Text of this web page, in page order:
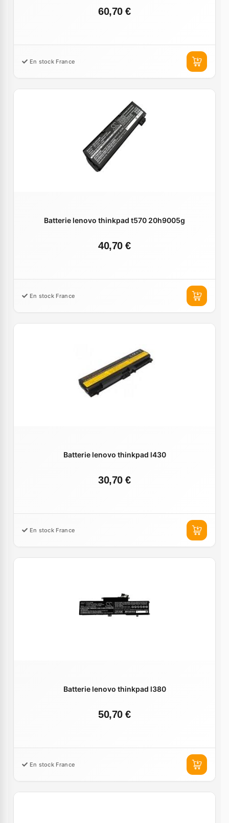
60,70 €
En stock France
Batterie lenovo thinkpad t570 20h9005g
40,70 €
En stock France
Batterie lenovo thinkpad l430
30,70 €
En stock France
Batterie lenovo thinkpad l380
50,70 €
En stock France